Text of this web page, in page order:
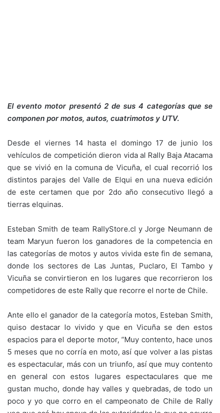
El evento motor presentó 2 de sus 4 categorías que se
componen por motos, autos, cuatrimotos y UTV.
Desde el viernes 14 hasta el domingo 17 de junio los
vehículos de competición dieron vida al Rally Baja Atacama
que se vivió en la comuna de Vicuña, el cual recorrió los
distintos parajes del Valle de Elqui en una nueva edición
de este certamen que por 2do año consecutivo llegó a
tierras elquinas.
Esteban Smith de team RallyStore.cl y Jorge Neumann de
team Maryun fueron los ganadores de la competencia en
las categorías de motos y autos vivida este fin de semana,
donde los sectores de Las Juntas, Puclaro, El Tambo y
Vicuña se convirtieron en los lugares que recorrieron los
competidores de este Rally que recorre el norte de Chile.
Ante ello el ganador de la categoría motos, Esteban Smith,
quiso destacar lo vivido y que en Vicuña se den estos
espacios para el deporte motor, “Muy contento, hace unos
5 meses que no corría en moto, así que volver a las pistas
es espectacular, más con un triunfo, así que muy contento
en general con estos lugares espectaculares que me
gustan mucho, donde hay valles y quebradas, de todo un
poco y yo que corro en el campeonato de Chile de Rally